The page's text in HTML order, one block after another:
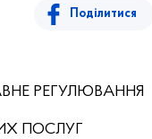
Поділитися
РЕГУЛЮВАННЯ
ПОСЛУГ